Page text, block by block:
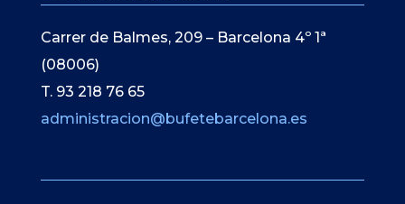
Carrer de Balmes, 209 – Barcelona 4º 1ª
(08006)
T. 93 218 76 65
administracion@bufetebarcelona.es